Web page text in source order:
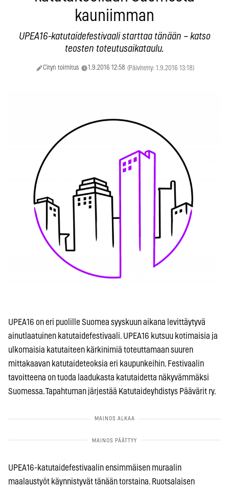
kauniimman
UPEA16-katutaidefestivaali starttaa tänään – katso
teosten toteutusaikataulu.
Cityn toimitus 1.9.2016 12:58 (Päivitetty: 1.9.2016 13:18)
UPEA16 on eri puolille Suomea syyskuun aikana levittäytyvä
ainutlaatuinen katutaidefestivaali. UPEA16 kutsuu kotimaisia ja
ulkomaisia katutaiteen kärkinimiä toteuttamaan suuren
mittakaavan katutaideteoksia eri kaupunkeihin. Festivaalin
tavoitteena on tuoda laadukasta katutaidetta näkyvämmäksi
Suomessa. Tapahtuman järjestää Katutaideyhdistys Päävärit ry.
UPEA16-katutaidefestivaalin ensimmäisen muraalin
maalaustyöt käynnistyvät tänään torstaina. Ruotsalaisen